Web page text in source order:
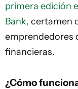
primera edición
Bank, certamen
emprendedores
financieras.
¿Cómo